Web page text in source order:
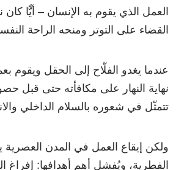
العمل الذي يقوم به الإنسان – أيًّا
القضاء على التوتر ومنحه الراحة
عندما يغدو الفلّاح إلى الحقل ويقوم
نهاية النهار على مكافأته حتى قبل
تتمثّل في شعوره بالسلام الداخلي
ولكن إيقاع العمل في المدن العصرية
الفطرية، ويُفشل أهم أهدافها: إفراغ